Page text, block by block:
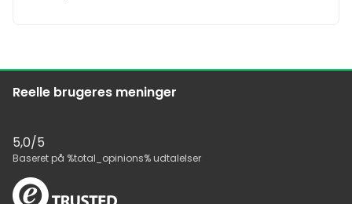
Reelle brugeres meninger
5,0/5
Baseret på %total_opinions% udtalelser